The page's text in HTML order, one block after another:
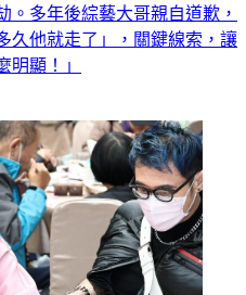
。多年後綜藝大哥親自道歉，
久他就走了」，關鍵線索，讓
明顯！」